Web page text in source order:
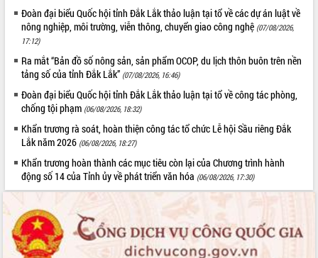
Định vị cà phê Việt Nam như một “di
sản sống” trong dòng chảy toàn cầu
Xây dựng nông thôn mới: Nâng cao đời
sống người dân từ những mô hình thiết
thực
Quyết liệt tháo gỡ vướng mắc, đẩy
nhanh tiến độ các dự án trọng điểm
trong Khu kinh tế Nam Phú Yên
Hòn Yến phát triển du lịch gắn với bảo
tồn biển
Lấy ý kiến điều chỉnh Quy hoạch tỉnh
Đắk Lắk thời kỳ 2021-2030, tầm nhìn
đến năm 2050
Phát động chiến dịch 30 ngày đêm
giải phóng mặt bằng Tuyến đường bộ
ven biển
Đoàn đại biểu Quốc hội tỉnh Đắk Lắk thảo luận tại tổ về các dự án luật về
nông nghiệp, môi trường, viễn thông, chuyển giao công nghệ (07/08/2026,
17:12)
Ra mắt “Bản đồ số nông sản, sản phẩm OCOP, du lịch thôn buôn trên nền
tảng số của tỉnh Đắk Lắk” (07/08/2026, 16:46)
Đoàn đại biểu Quốc hội tỉnh Đắk Lắk thảo luận tại tổ về công tác phòng,
chống tội phạm (06/08/2026, 18:32)
Khẩn trương rà soát, hoàn thiện công tác tổ chức Lễ hội Sầu riêng Đắk
Lắk năm 2026 (06/08/2026, 18:27)
Khẩn trương hoàn thành các mục tiêu còn lại của Chương trình hành
động số 14 của Tỉnh ủy về phát triển văn hóa (06/08/2026, 17:30)